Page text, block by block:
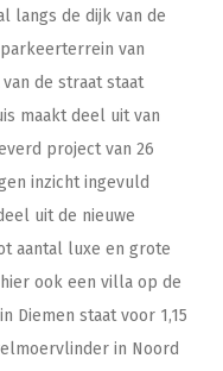
langs de dijk van de
van
de straat staat
maakt deel uit van
project van 26
inzicht ingevuld
uit de nieuwe
aantal luxe en grote
ook een villa op de
Diemen staat voor 1,15
in Noord